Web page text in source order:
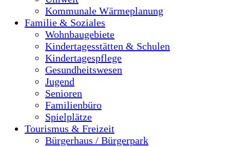
Kommunale Wärmeplanung
Familie & Soziales
Wohnbaugebiete
Kindertagesstätten & Schulen
Kindertagespflege
Gesundheitswesen
Jugend
Senioren
Familienbüro
Spielplätze
Tourismus & Freizeit
Bürgerhaus / Bürgerpark